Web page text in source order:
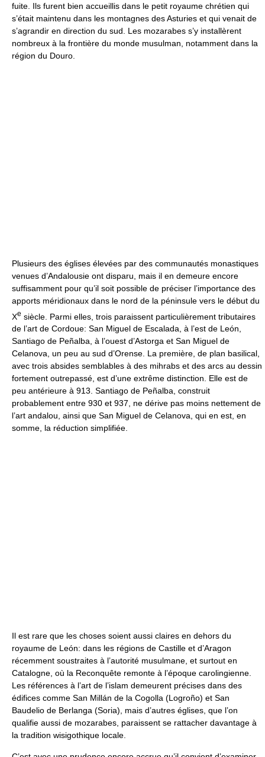
fuite. Ils furent bien accueillis dans le petit royaume chrétien qui
s’était maintenu dans les montagnes des Asturies et qui venait de
s’agrandir en direction du sud. Les mozarabes s’y installèrent
nombreux à la frontière du monde musulman, notamment dans la
région du Douro.
Plusieurs des églises élevées par des communautés monastiques
venues d’Andalousie ont disparu, mais il en demeure encore
suffisamment pour qu’il soit possible de préciser l’importance des
apports méridionaux dans le nord de la péninsule vers le début du
Xe siècle. Parmi elles, trois paraissent particulièrement tributaires
de l’art de Cordoue: San Miguel de Escalada, à l’est de León,
Santiago de Peñalba, à l’ouest d’Astorga et San Miguel de
Celanova, un peu au sud d’Orense. La première, de plan basilical,
avec trois absides semblables à des mihrabs et des arcs au dessin
fortement outrepassé, est d’une extrême distinction. Elle est de
peu antérieure à 913. Santiago de Peñalba, construit
probablement entre 930 et 937, ne dérive pas moins nettement de
l’art andalou, ainsi que San Miguel de Celanova, qui en est, en
somme, la réduction simplifiée.
Il est rare que les choses soient aussi claires en dehors du
royaume de León: dans les régions de Castille et d’Aragon
récemment soustraites à l’autorité musulmane, et surtout en
Catalogne, où la Reconquête remonte à l’époque carolingienne.
Les références à l’art de l’islam demeurent précises dans des
édifices comme San Millán de la Cogolla (Logroño) et San
Baudelio de Berlanga (Soria), mais d’autres églises, que l’on
qualifie aussi de mozarabes, paraissent se rattacher davantage à
la tradition wisigothique locale.